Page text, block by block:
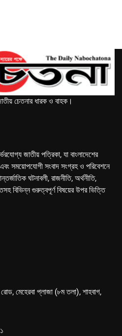
চেতনার ধারক ও বাহক।
জাতীয় পত্রিকা, যা বাংলাদেশের
সময়োপযোগী সংবাদ সংগ্রহ ও পরিবেশনে
ঘটনাবলী, রাজনীতি, অর্থনীতি,
বিভিন্ন গুরুত্বপূর্ণ বিষয়ের উপর ভিত্তি
মেহেরবা প্লাজা (৮ম তলা), শাহবাগ,